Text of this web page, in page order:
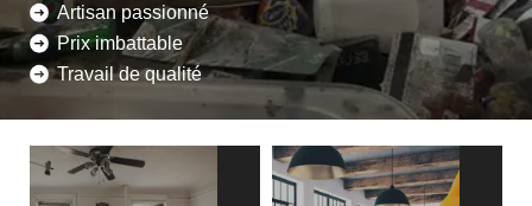
Artisan passionné
Prix imbattable
Travail de qualité